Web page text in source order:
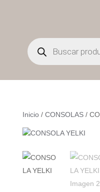
Búsqueda
de
productos
Inicio/ CONSOLAS/